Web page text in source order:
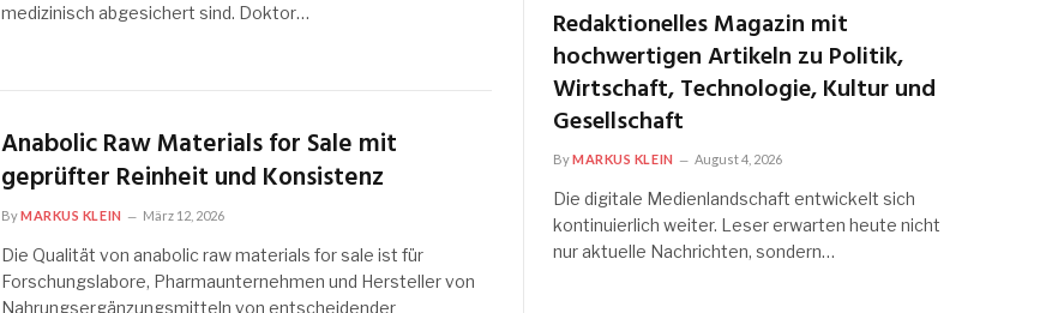
medizinisch abgesichert sind. Doktor…
Anabolic Raw Materials for Sale mit
geprüfter Reinheit und Konsistenz
ByMARKUS KLEIN März 12, 2026
Die Qualität von anabolic raw materials for sale ist für
Forschungslabore, Pharmaunternehmen und Hersteller von
Nahrungsergänzungsmitteln von entscheidender
Redaktionelles Magazin mit
hochwertigen Artikeln zu Politik,
Wirtschaft, Technologie, Kultur und
Gesellschaft
ByMARKUS KLEIN August 4, 2026
Die digitale Medienlandschaft entwickelt sich
kontinuierlich weiter. Leser erwarten heute nicht
nur aktuelle Nachrichten, sondern…